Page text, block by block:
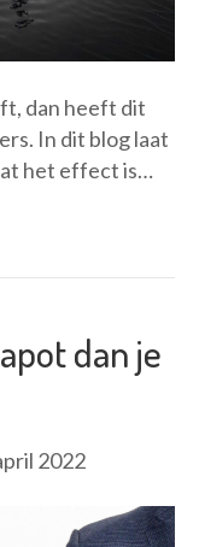
dan heeft dit
In dit blog laat
het effect is…
dan je
2022